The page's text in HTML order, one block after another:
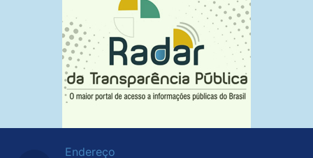
Endereço